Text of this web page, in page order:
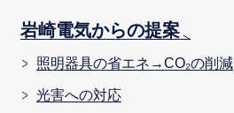
岩崎電気からの提案
照明器具の省エネ→CO₂の削減
光害への対応